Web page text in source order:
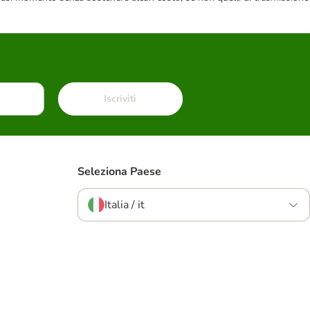
Iscriviti
Seleziona Paese
Italia / it